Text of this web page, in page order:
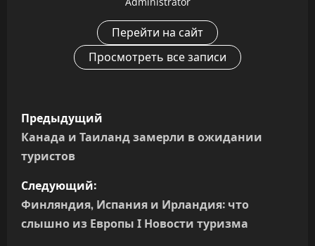
Перейти на сайт
Просмотреть все записи
Н
а
в
и
г
Предыдущий
Канада и Таиланд замерли в ожидании
туристов
Следующий:
Финляндия, Испания и Ирландия: что
слышно из Европы Ӏ Новости туризма